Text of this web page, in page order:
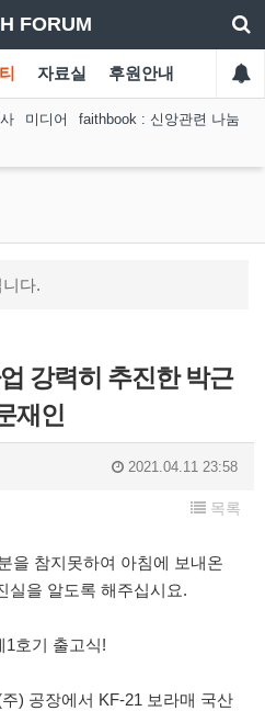
FORUM
자료실 후원안내
미디어
faithbook : 신앙관련 나눔
다.
강력히 추진한 박근
재인
2021.04.11 23:58
목록
을 참지못하여 아침에 보내온
을 알도록 해주십시요.
1호기 출고식!
) 공장에서 KF-21 보라매 국산